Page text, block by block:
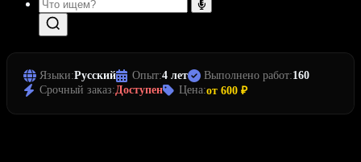
Языки:Русский Опыт:4 лет Выполнено работ:160
Срочный заказ:Доступен Цена:от 600 ₽